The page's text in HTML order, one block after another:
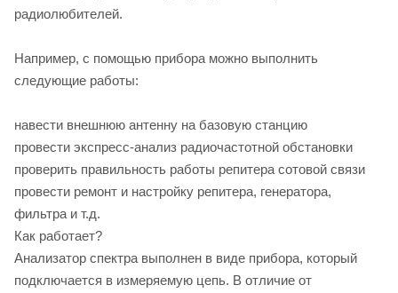
радиолюбителей.
Например, с помощью прибора можно выполнить
следующие работы:
навести внешнюю антенну на базовую станцию
провести экспресс-анализ радиочастотной обстановки
проверить правильность работы репитера сотовой связи
провести ремонт и настройку репитера, генератора,
фильтра и т.д.
Как работает?
Анализатор спектра выполнен в виде прибора, который
подключается в измеряемую цепь. В отличие от